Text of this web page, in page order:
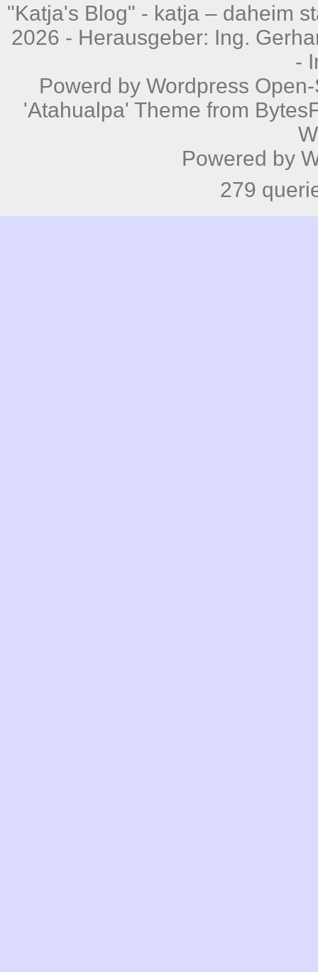
"Katja's Blog" - katja – daheim
2026 - Herausgeber: Ing.
-
Powerd by Wordpress
'Atahualpa' Theme from
Powered by
279